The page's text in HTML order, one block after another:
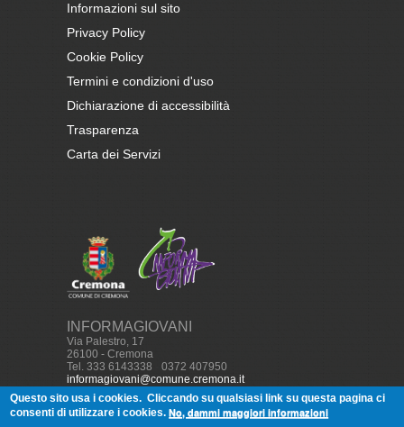
Informazioni sul sito
Privacy Policy
Cookie Policy
Termini e condizioni d'uso
Dichiarazione di accessibilità
Trasparenza
Carta dei Servizi
INFORMAGIOVANI
Via Palestro, 17
26100 - Cremona
Tel. 333 6143338
0372 407950
informagiovani@comune.cremona.it
Questo sito usa i cookies. Cliccando su qualsiasi link su questa pagina ci
consenti di utilizzare i cookies. No, dammi maggiori informazioni